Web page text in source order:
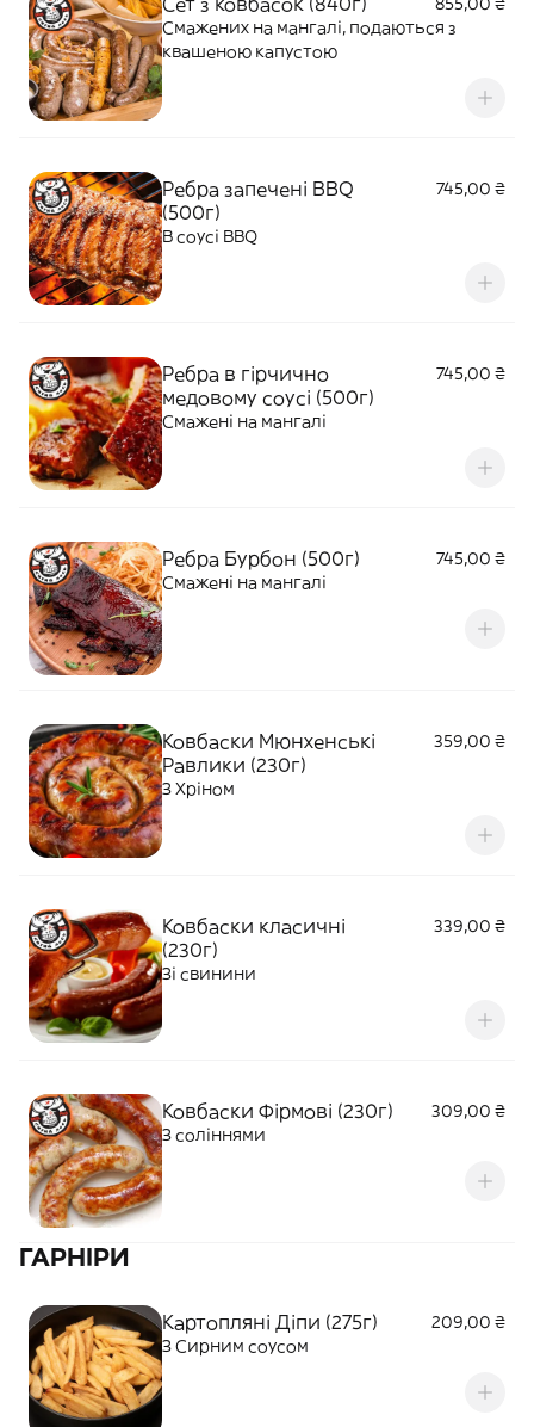
Смажених на мангалі, подаються з
квашеною капустою
Ребра запечені BBQ
(500г)
745,00 ₴
В соусі BBQ
Ребра в гірчично
медовому соусі (500г)
745,00 ₴
Смажені на мангалі
Ребра Бурбон (500г)
745,00 ₴
Смажені на мангалі
Ковбаски Мюнхенські
Равлики (230г)
359,00 ₴
З Хріном
Ковбаски класичні
(230г)
339,00 ₴
Зі свинини
Ковбаски Фірмові (230г)
309,00 ₴
З соліннями
ГАРНІРИ
Картопляні Діпи (275г)
209,00 ₴
З Сирним соусом